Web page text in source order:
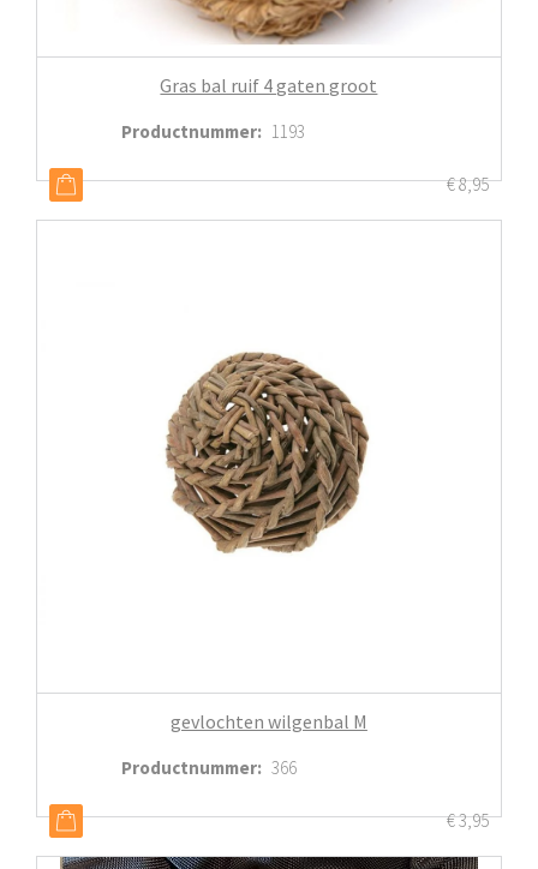
Gras bal ruif 4 gaten groot
Productnummer: 1193
€8,95
gevlochten wilgenbal M
Productnummer: 366
€3,95